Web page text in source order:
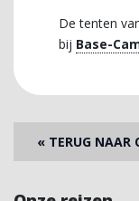
De tenten
bij Base-
« TERUG NAAR